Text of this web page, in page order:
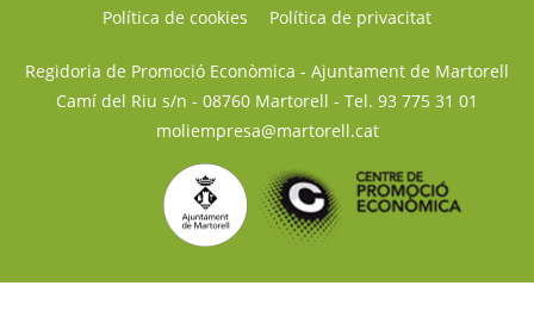
Política de cookies
Política de privacitat
Regidoria de Promoció Econòmica - Ajuntament de Martorell
Camí del Riu s/n - 08760 Martorell - Tel. 93 775 31 01
moliempresa@martorell.cat